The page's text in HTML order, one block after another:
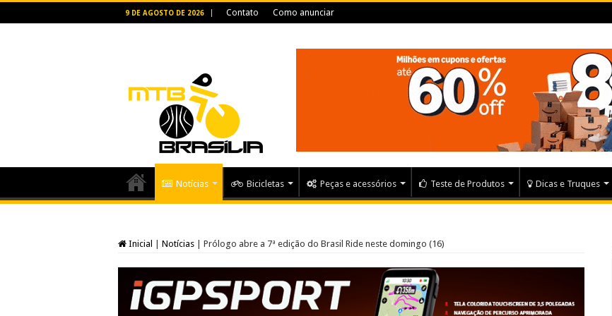
9 DE AGOSTO DE 2026 Contato Como anunciar
Notícias Bicicletas Peças e acessórios Teste de Produtos Dicas e Truques
Inicial Notícias Prólogo abre a 7ª edição do Brasil Ride neste domingo (16)